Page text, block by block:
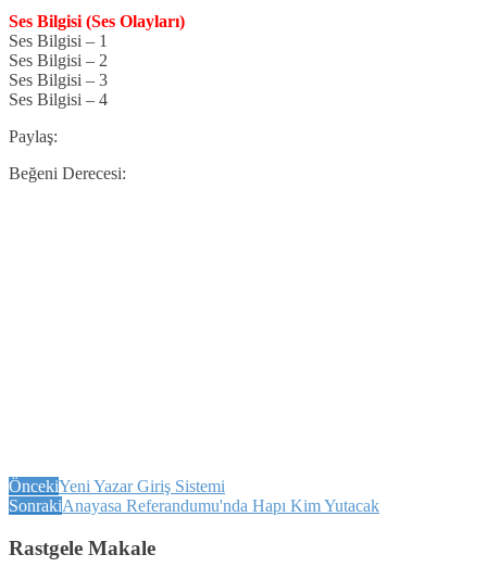
Ses Bilgisi (Ses Olayları)
Ses Bilgisi – 1
Ses Bilgisi – 2
Ses Bilgisi – 3
Ses Bilgisi – 4
Paylaş:
Beğeni Derecesi:
ÖncekiYeni Yazar Giriş Sistemi
SonrakiAnayasa Referandumu'nda Hapı Kim Yutacak
Rastgele Makale